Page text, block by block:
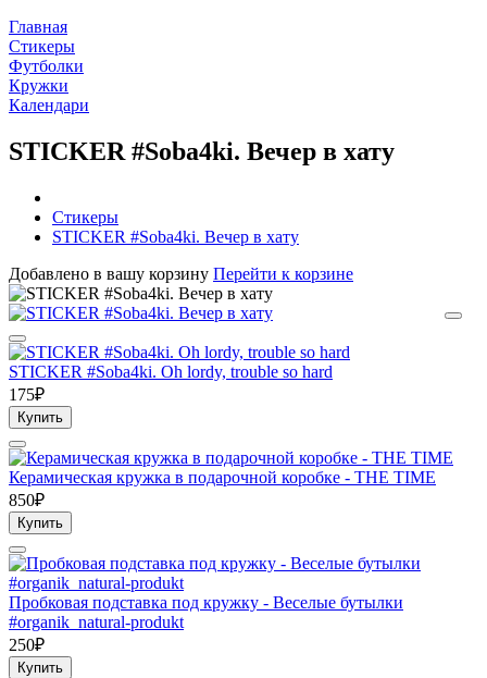
Главная
Стикеры
Футболки
Кружки
Календари
STICKER #Soba4ki. Вечер в хату
Стикеры
STICKER #Soba4ki. Вечер в хату
Добавлено в вашу корзину Перейти к корзине
STICKER #Soba4ki. Oh lordy, trouble so hard
175₽
Купить
Керамическая кружка в подарочной коробке - THE TIME
850₽
Купить
Пробковая подставка под кружку - Веселые бутылки
#organik_natural-produkt
250₽
Купить